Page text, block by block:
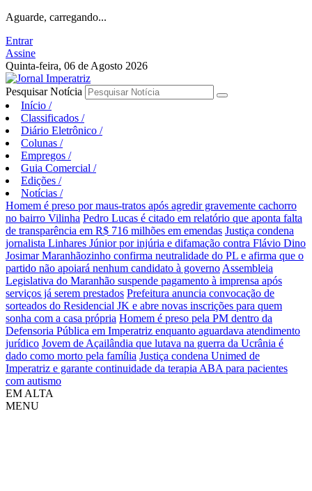
Aguarde, carregando...
Entrar
Assine
Quinta-feira, 06 de Agosto 2026
Pesquisar Notícia
Início /
Classificados /
Diário Eletrônico /
Colunas /
Empregos /
Guia Comercial /
Edições /
Notícias /
Homem é preso por maus-tratos após agredir gravemente cachorro
no bairro Vilinha Pedro Lucas é citado em relatório que aponta falta
de transparência em R$ 716 milhões em emendas Justiça condena
jornalista Linhares Júnior por injúria e difamação contra Flávio Dino
Josimar Maranhãozinho confirma neutralidade do PL e afirma que o
partido não apoiará nenhum candidato à governo Assembleia
Legislativa do Maranhão suspende pagamento à imprensa após
serviços já serem prestados Prefeitura anuncia convocação de
sorteados do Residencial JK e abre novas inscrições para quem
sonha com a casa própria Homem é preso pela PM dentro da
Defensoria Pública em Imperatriz enquanto aguardava atendimento
jurídico Jovem de Açailândia que lutava na guerra da Ucrânia é
dado como morto pela família Justiça condena Unimed de
Imperatriz e garante continuidade da terapia ABA para pacientes
com autismo
EM ALTA
MENU